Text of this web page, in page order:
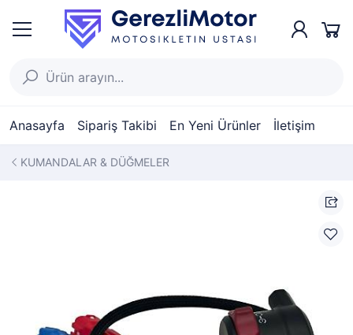
Anasayfa Sipariş Takibi En Yeni Ürünler İletişim
KUMANDALAR & DÜĞMELER